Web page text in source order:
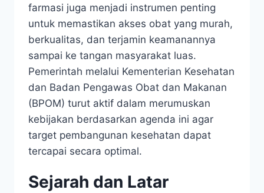
farmasi juga menjadi instrumen penting
untuk memastikan akses obat yang murah,
berkualitas, dan terjamin keamanannya
sampai ke tangan masyarakat luas.
Pemerintah melalui Kementerian Kesehatan
dan Badan Pengawas Obat dan Makanan
(BPOM) turut aktif dalam merumuskan
kebijakan berdasarkan agenda ini agar
target pembangunan kesehatan dapat
tercapai secara optimal.
Sejarah dan Latar